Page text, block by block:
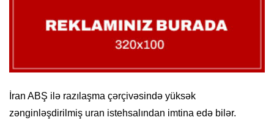
İran ABŞ ilə razılaşma çərçivəsində yüksək
zənginləşdirilmiş uran istehsalından imtina edə bilər.